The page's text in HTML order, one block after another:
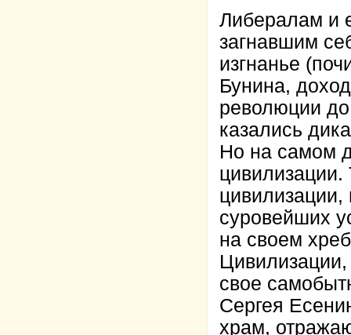
Либералам и
загнавшим
изгнанье
Бунина,
революции до
казались
Но на самом
цивилизации.
суровейших
на своем
свое
Сергея
храм,